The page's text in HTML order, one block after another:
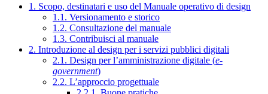
1. Scopo, destinatari e uso del Manuale operativo di design
1.1. Versionamento e storico
1.2. Consultazione del manuale
1.3. Contribuisci al manuale
2. Introduzione al design per i servizi pubblici digitali
2.1. Design per l’amministrazione digitale (e-
government)
2.2. L’approccio progettuale